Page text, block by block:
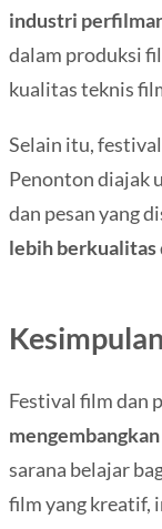
industri
dalam produksi
kualitas teknis
Selain itu,
Penonton diajak
dan pesan yang
lebih berkualitas
Kesimpulan
Festival film dan
sarana belajar
film yang kreatif,